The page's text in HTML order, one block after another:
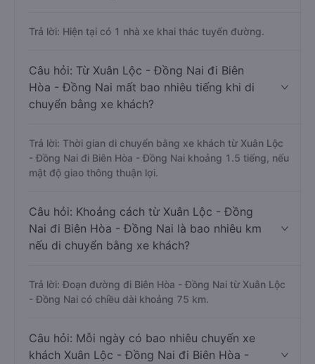
Trả lời: Hiện tại có 1 nhà xe khai thác tuyến đường.
Câu hỏi: Từ Xuân Lộc - Đồng Nai đi Biên
Hòa - Đồng Nai mất bao nhiêu tiếng khi di
chuyển bằng xe khách?
Trả lời: Thời gian di chuyển bằng xe khách từ Xuân Lộc
- Đồng Nai đi Biên Hòa - Đồng Nai khoảng 1.5 tiếng, nếu
mật độ giao thông thuận lợi.
Câu hỏi: Khoảng cách từ Xuân Lộc - Đồng
Nai đi Biên Hòa - Đồng Nai là bao nhiêu km
nếu di chuyển bằng xe khách?
Trả lời: Đoạn đường đi Biên Hòa - Đồng Nai từ Xuân Lộc
- Đồng Nai có chiều dài khoảng 75 km.
Câu hỏi: Mỗi ngày có bao nhiêu chuyến xe
khách Xuân Lộc - Đồng Nai đi Biên Hòa -